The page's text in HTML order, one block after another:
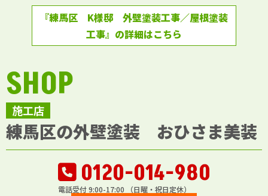
『練馬区 K様邸 外壁塗装工事／屋根塗装
工事』の詳細はこちら
施工店
SHOP
練馬区の外壁塗装 おひさま美装
0120-014-980
電話受付 9:00-17:00 （日曜・祝日定休）